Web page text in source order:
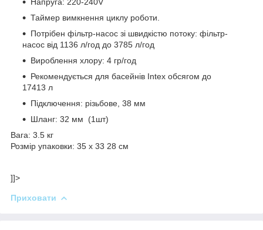
Таймер вимкнення циклу роботи.
Потрібен фільтр-насос зі швидкістю потоку: фільтр-
насос від 1136 л/год до 3785 л/год
Вироблення хлору: 4 гр/год
Рекомендується для басейнів Intex обсягом до
17413 л
Підключення: різьбове, 38 мм
Шланг: 32 мм (1шт)
Вага: 3.5 кг
Розмір упаковки: 35 х 33 28 см
]]>
Приховати